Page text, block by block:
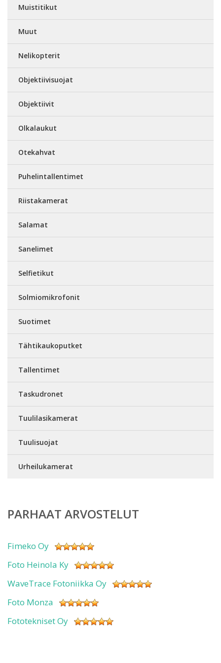
Muistitikut
Muut
Nelikopterit
Objektiivisuojat
Objektiivit
Olkalaukut
Otekahvat
Puhelintallentimet
Riistakamerat
Salamat
Sanelimet
Selfietikut
Solmiomikrofonit
Suotimet
Tähtikaukoputket
Tallentimet
Taskudronet
Tuulilasikamerat
Tuulisuojat
Urheilukamerat
PARHAAT ARVOSTELUT
Fimeko Oy
Foto Heinola Ky
WaveTrace Fotoniikka Oy
Foto Monza
Fototekniset Oy